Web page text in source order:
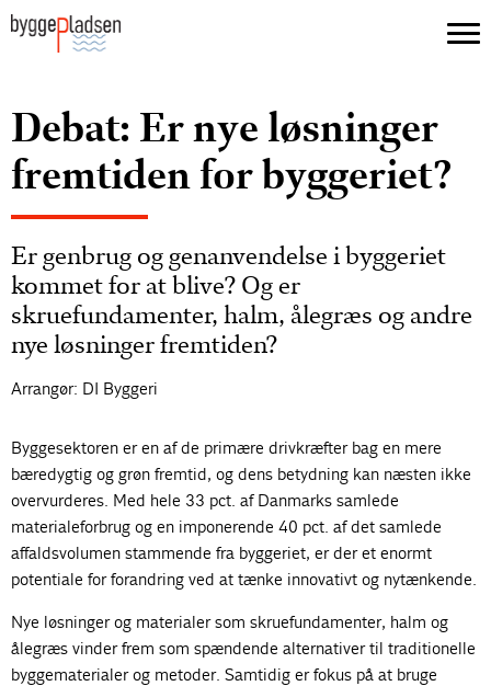
Debat: Er nye løsninger
fremtiden for byggeriet?
Er genbrug og genanvendelse i byggeriet
kommet for at blive? Og er
skruefundamenter, halm, ålegræs og andre
nye løsninger fremtiden?
Arrangør: DI Byggeri
Byggesektoren er en af de primære drivkræfter bag en mere
bæredygtig og grøn fremtid, og dens betydning kan næsten ikke
overvurderes. Med hele 33 pct. af Danmarks samlede
materialeforbrug og en imponerende 40 pct. af det samlede
affaldsvolumen stammende fra byggeriet, er der et enormt
potentiale for forandring ved at tænke innovativt og nytænkende.
Nye løsninger og materialer som skruefundamenter, halm og
ålegræs vinder frem som spændende alternativer til traditionelle
byggematerialer og metoder. Samtidig er fokus på at bruge